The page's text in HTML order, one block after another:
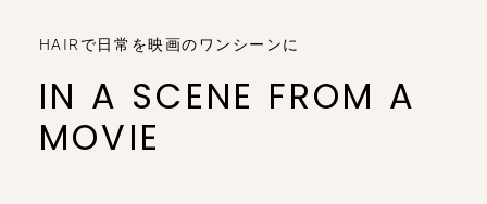
HAIRで日常を映画のワンシーンに
IN A SCENE FROM A
MOVIE